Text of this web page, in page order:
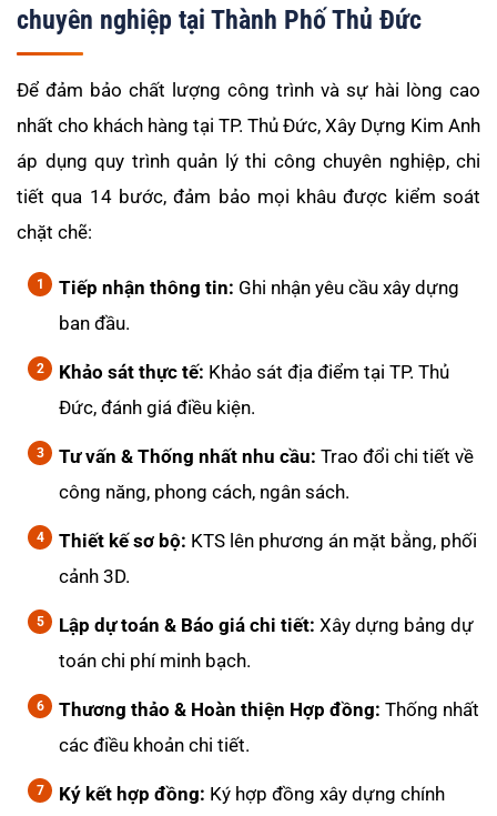
chuyên nghiệp tại Thành Phố Thủ Đức
Để đảm bảo chất lượng công trình và sự hài lòng cao
nhất cho khách hàng tại TP. Thủ Đức, Xây Dựng Kim Anh
áp dụng quy trình quản lý thi công chuyên nghiệp, chi
tiết qua 14 bước, đảm bảo mọi khâu được kiểm soát
chặt chẽ:
Tiếp nhận thông tin: Ghi nhận yêu cầu xây dựng
ban đầu.
Khảo sát thực tế: Khảo sát địa điểm tại TP. Thủ
Đức, đánh giá điều kiện.
Tư vấn & Thống nhất nhu cầu: Trao đổi chi tiết về
công năng, phong cách, ngân sách.
Thiết kế sơ bộ: KTS lên phương án mặt bằng, phối
cảnh 3D.
Lập dự toán & Báo giá chi tiết: Xây dựng bảng dự
toán chi phí minh bạch.
Thương thảo & Hoàn thiện Hợp đồng: Thống nhất
các điều khoản chi tiết.
Ký kết hợp đồng: Ký hợp đồng xây dựng chính